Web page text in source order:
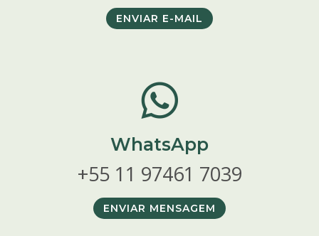
ENVIAR E-MAIL
WhatsApp
+55 11 97461 7039
ENVIAR MENSAGEM